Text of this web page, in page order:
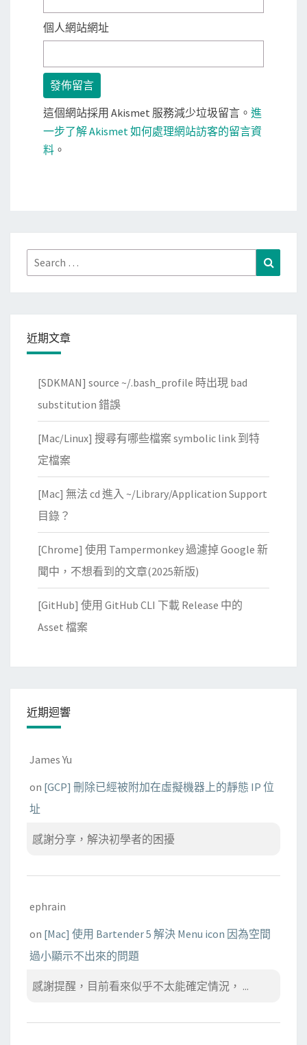
個人網站網址
這個網站採用 Akismet 服務減少垃圾留言。 進
一步了解 Akismet 如何處理網站訪客的留言資
料 。
Search
for:
近期文章
[SDKMAN] source ~/.bash_profile 時出現 bad
substitution 錯誤
[Mac/Linux] 搜尋有哪些檔案 symbolic link 到特
定檔案
[Mac] 無法 cd 進入 ~/Library/Application Support
目錄？
[Chrome] 使用 Tampermonkey 過濾掉 Google 新
聞中，不想看到的文章(2025新版)
[GitHub] 使用 GitHub CLI 下載 Release 中的
Asset 檔案
近期迴響
James Yu
on [GCP] 刪除已經被附加在虛擬機器上的靜態 IP 位
址
感謝分享，解決初學者的困擾
ephrain
on [Mac] 使用 Bartender 5 解決 Menu icon 因為空間
過小顯示不出來的問題
感謝提醒，目前看來似乎不太能確定情況， ...